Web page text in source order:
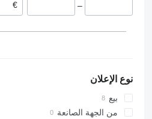
–
نوع الإعلان
بيع
من الجهة الصانعة